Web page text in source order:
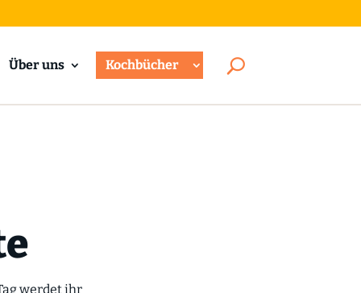
Über uns Kochbücher
werdet ihr